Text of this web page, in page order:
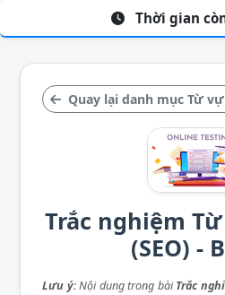
Quay lại danh mục Từ
Trắc nghiệm
(SEO) -
Lưu ý: Nội dung trong bàiTrắc
Thời gian